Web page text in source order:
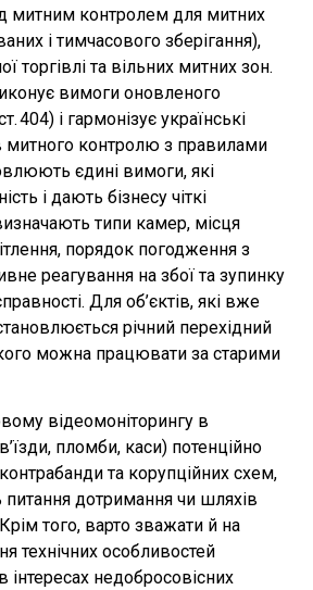
митним контролем для митних
і тимчасового зберігання),
торгівлі та вільних митних зон.
вимоги оновленого
404) і гармонізує українські
митного контролю з правилами
єдині вимоги, які
і дають бізнесу чіткі
типи камер, місця
порядок погодження з
реагування на збої та зупинку
Для об’єктів, які вже
річний перехідний
можна працювати за старими
відеомоніторингу в
пломби, каси) потенційно
та корупційних схем,
питання дотримання чи шляхів
того, варто зважати й на
технічних особливостей
інтересах недобросовісних